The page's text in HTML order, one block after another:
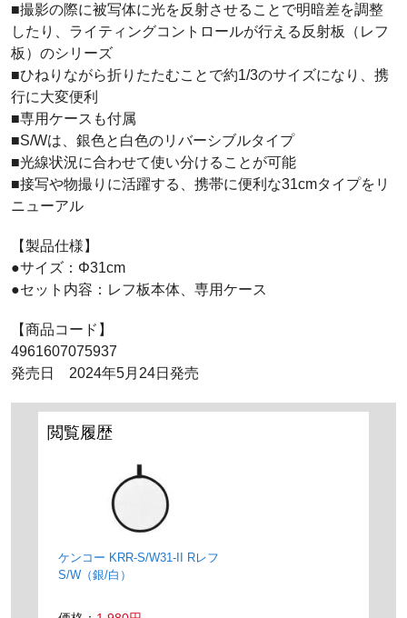
■撮影の際に被写体に光を反射させることで明暗差を調整
したり、ライティングコントロールが行える反射板（レフ
板）のシリーズ
■ひねりながら折りたたむことで約1/3のサイズになり、携
行に大変便利
■専用ケースも付属
■S/Wは、銀色と白色のリバーシブルタイプ
■光線状況に合わせて使い分けることが可能
■接写や物撮りに活躍する、携帯に便利な31cmタイプをリ
ニューアル
【製品仕様】
●サイズ：Φ31cm
●セット内容：レフ板本体、専用ケース
【商品コード】
4961607075937
発売日 2024年5月24日発売
閲覧履歴
ケンコー KRR-S/W31-II Rレフ
S/W（銀/白）